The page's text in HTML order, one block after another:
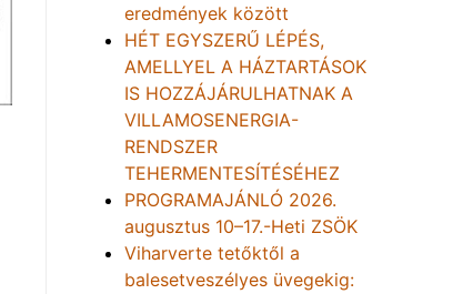
eredmények között
HÉT EGYSZERŰ LÉPÉS,
AMELLYEL A HÁZTARTÁSOK
IS HOZZÁJÁRULHATNAK A
VILLAMOSENERGIA-
RENDSZER
TEHERMENTESÍTÉSÉHEZ
PROGRAMAJÁNLÓ 2026.
augusztus 10–17.-Heti ZSÖK
Viharverte tetőktől a
balesetveszélyes üvegekig: